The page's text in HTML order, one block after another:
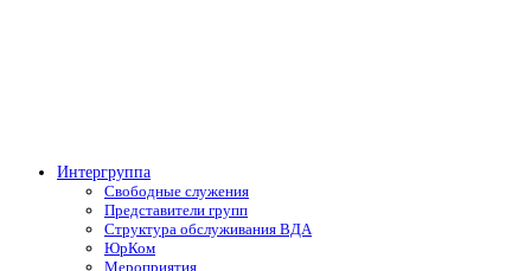
Интергруппа
Свободные служения
Представители групп
Структура обслуживания ВДА
ЮрКом
Мероприятия